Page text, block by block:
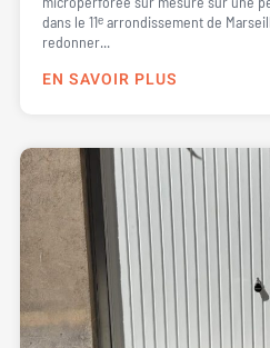
dans le 11ᵉ arrondissement de
redonner...
EN SAVOIR PLUS